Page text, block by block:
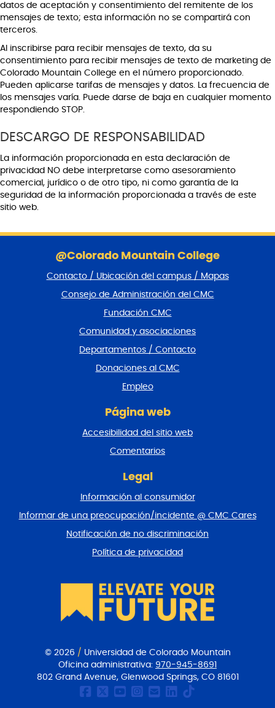
datos de aceptación y consentimiento del remitente de los
mensajes de texto; esta información no se compartirá con
terceros.
Al inscribirse para recibir mensajes de texto, da su
consentimiento para recibir mensajes de texto de marketing de
Colorado Mountain College en el número proporcionado.
Pueden aplicarse tarifas de mensajes y datos. La frecuencia de
los mensajes varía. Puede darse de baja en cualquier momento
respondiendo STOP.
DESCARGO DE RESPONSABILIDAD
La información proporcionada en esta declaración de
privacidad NO debe interpretarse como asesoramiento
comercial, jurídico o de otro tipo, ni como garantía de la
seguridad de la información proporcionada a través de este
sitio web.
@Colorado Mountain College
Contacto / Ubicación del campus / Mapas
Consejo de Administración del CMC
Fundación CMC
Comunidad y asociaciones
Departamentos / Contacto
Donaciones al CMC
Empleo
Página web
Accesibilidad del sitio web
Comentarios
Legal
Información al consumidor
Informar de una preocupación/incidente @ CMC Cares
Notificación de no discriminación
Política de privacidad
© 2026 / Universidad de Colorado Mountain
Oficina administrativa: 970-945-8691
802 Grand Avenue, Glenwood Springs, CO 81601
Página de Facebook del
CMC Twitter
Canal Youtube del
CMC enCMC en